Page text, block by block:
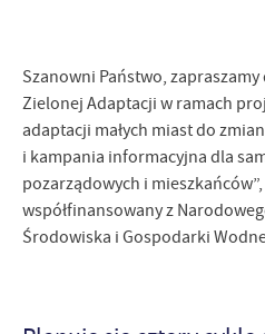
Szanowni Państwo,
Zielonej Adaptacji w ramach
adaptacji małych miast do
i kampania informacyjna dla
pozarządowych i
współfinansowany z
Środowiska i Gospodarki
społecznościowych.